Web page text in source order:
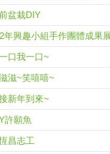
盆栽DIY
年興趣小組手作團體成果
口我一口~
滋~笑嘻嘻~
新年到來~
許願魚
昌志工